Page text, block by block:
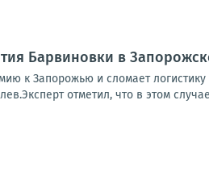
Барвиновки в
к Запорожью и сломает
отметил, что в этом